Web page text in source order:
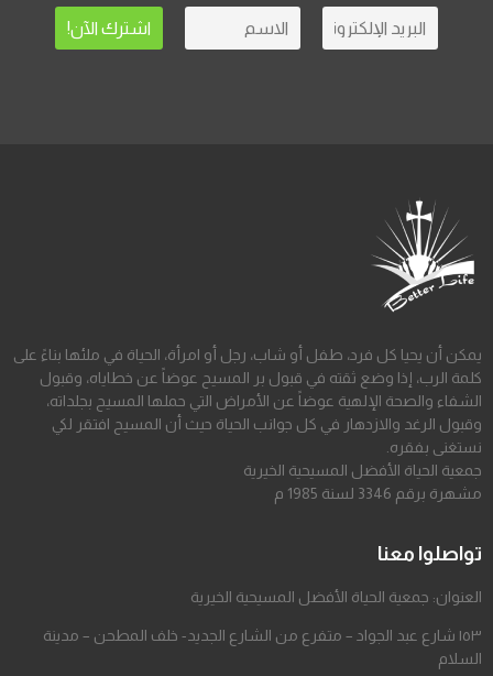
يمكن أن يحيا كل فرد، طفل أو شاب، رجل أو امرأة، الحياة في ملئها بناءً على
كلمة الرب، إذا وضع ثقته في قبول بر المسيح عوضاً عن خطاياه، وقبول
الشفاء والصحة الإلهية عوضاً عن الأمراض التي حملها المسيح بجلداته،
وقبول الرغد والازدهار في كل جوانب الحياة حيث أن المسيح افتقر لكي
نستغنى بفقره.
جمعية الحياة الأفضل المسيحية الخيرية
مشهرة برقم 3346 لسنة 1985 م
تواصلوا معنا
العنوان: جمعية الحياة الأفضل المسيحية الخيرية
١٥٣ شارع عبد الجواد – متفرع من الشارع الجديد- خلف المطحن – مدينة
السلام